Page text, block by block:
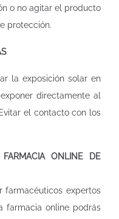
o no agitar el producto
protección.
la exposición solar en
directamente al
el contacto con los
ONLINE DE
farmacéuticos expertos
farmacia online podrás